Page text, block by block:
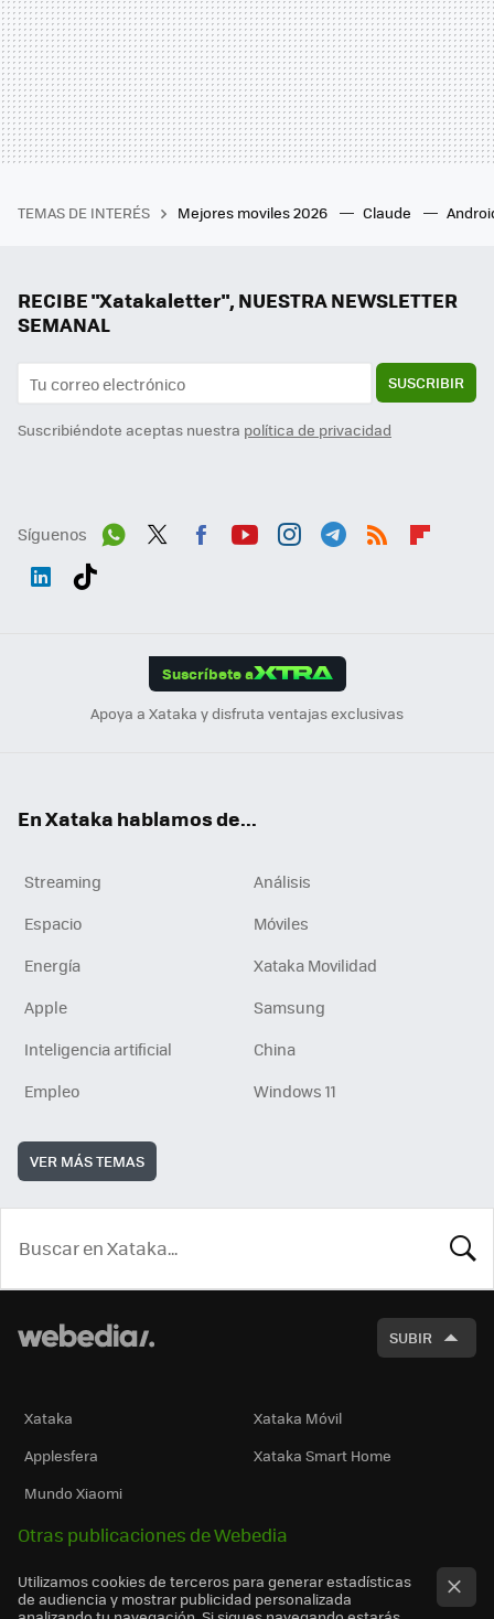
TEMAS DE INTERÉS Mejores moviles 2026 Claude
RECIBE "Xatakaletter", NUESTRA NEWSLETTER
SEMANAL
SUSCRIBIR
Suscribiéndote aceptas nuestra política de privacidad
Síguenos
Suscríbete a
Apoya a Xataka y disfruta ventajas exclusivas
En Xataka hablamos de...
Streaming
Análisis
Espacio
Móviles
Energía
Xataka Movilidad
Apple
Samsung
Inteligencia artificial
China
Empleo
Windows 11
VER MÁS TEMAS
SUBIR
Xataka
Xataka Móvil
Applesfera
Xataka Smart Home
Mundo Xiaomi
Otras publicaciones de Webedia
Utilizamos cookies de terceros para generar estadísticas
de audiencia y mostrar publicidad personalizada